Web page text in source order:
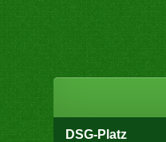
DSG-Platz